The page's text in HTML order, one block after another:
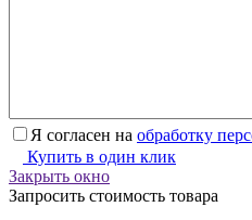
Я согласен на обработку
Купить в один клик
Закрыть окно
Запросить стоимость товара